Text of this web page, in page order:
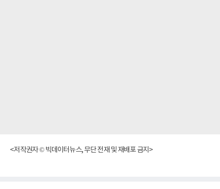
<저작권자 © 빅데이터뉴스, 무단 전재 및 재배포 금지>